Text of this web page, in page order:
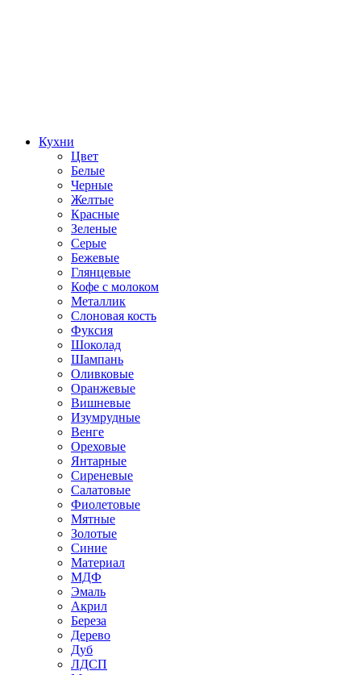
Кухни
Цвет
Белые
Черные
Желтые
Красные
Зеленые
Серые
Бежевые
Глянцевые
Кофе с молоком
Металлик
Слоновая кость
Фуксия
Шоколад
Шампань
Оливковые
Оранжевые
Вишневые
Изумрудные
Венге
Ореховые
Янтарные
Сиреневые
Салатовые
Фиолетовые
Мятные
Золотые
Синие
Материал
МДФ
Эмаль
Акрил
Береза
Дерево
Дуб
ЛДСП